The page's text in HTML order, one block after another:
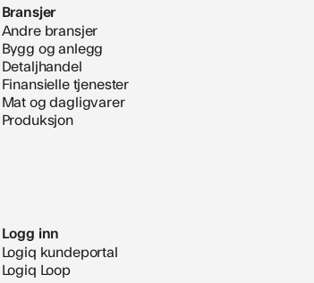
Bransjer
Andre bransjer
Bygg og anlegg
Detaljhandel
Finansielle tjenester
Mat og dagligvarer
Produksjon
Logg inn
Logiq kundeportal
Logiq Loop